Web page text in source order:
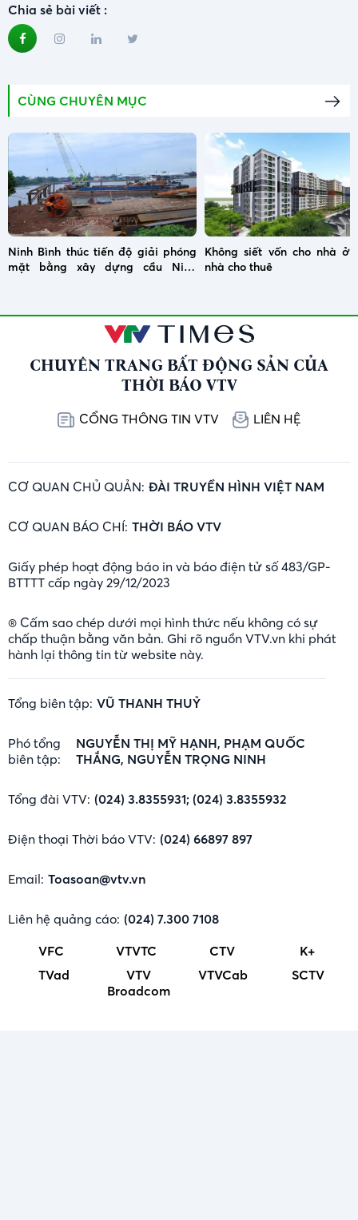
Chia sẻ bài viết :
CÙNG CHUYÊN MỤC
Ninh Bình thúc tiến độ giải phóng
mặt bằng xây dựng cầu Ninh
Không siết vốn cho nhà ở
nhà cho thuê
CHUYÊN TRANG BẤT ĐỘNG SẢN CỦA
THỜI BÁO VTV
CỔNG THÔNG TIN VTV LIÊN HỆ
CƠ QUAN CHỦ QUẢN: ĐÀI TRUYỀN HÌNH VIỆT NAM
CƠ QUAN BÁO CHÍ: THỜI BÁO VTV
Giấy phép hoạt động báo in và báo điện tử số 483/GP-
BTTTT cấp ngày 29/12/2023
® Cấm sao chép dưới mọi hình thức nếu không có sự
chấp thuận bằng văn bản. Ghi rõ nguồn VTV.vn khi phát
hành lại thông tin từ website này.
Tổng biên tập: VŨ THANH THUỶ
Phó tổng
biên tập:
NGUYỄN THỊ MỸ HẠNH, PHẠM QUỐC
THẮNG, NGUYỄN TRỌNG NINH
Tổng đài VTV: (024) 3.8355931; (024) 3.8355932
Điện thoại Thời báo VTV: (024) 66897 897
Email: Toasoan@vtv.vn
Liên hệ quảng cáo: (024) 7.300 7108
VFC
VTVTC CTV
K+
TVad
VTV
Broadcom
VTVCab SCTV